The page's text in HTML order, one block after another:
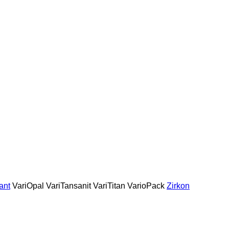
VariOpal VariTansanit VariTitan VarioPack Zirkon